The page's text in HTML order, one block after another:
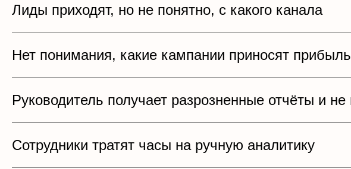
Лиды приходят, но не понятно, с какого канала
Нет понимания, какие кампании приносят
Руководитель получает разрозненные отчёты и
Сотрудники тратят часы на ручную аналитику